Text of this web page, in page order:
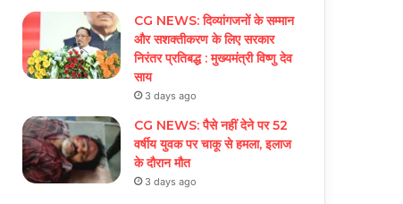
CG NEWS: दिव्यांगजनों के सम्मान
और सशक्तीकरण के लिए सरकार
निरंतर प्रतिबद्ध : मुख्यमंत्री विष्णु देव
साय
3 days ago
CG NEWS: पैसे नहीं देने पर 52
वर्षीय युवक पर चाकू से हमला, इलाज
के दौरान मौत
3 days ago